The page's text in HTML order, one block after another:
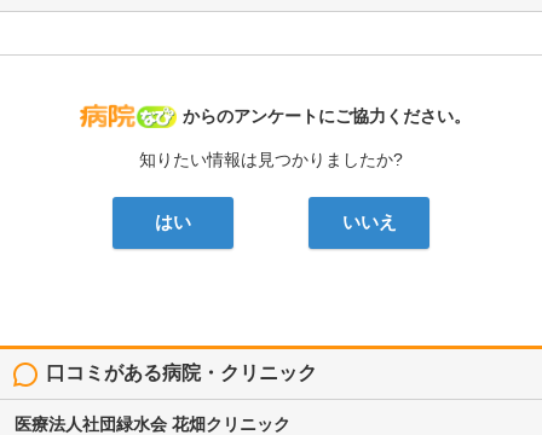
病院なび
からのアンケートにご協力ください。
知りたい情報は見つかりましたか?
はい いいえ
口コミがある病院・クリニック
医療法人社団緑水会 花畑クリニック